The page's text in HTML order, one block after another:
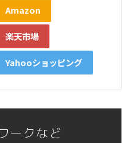
Amazon
楽天市場
Yahooショッピング
ークなど